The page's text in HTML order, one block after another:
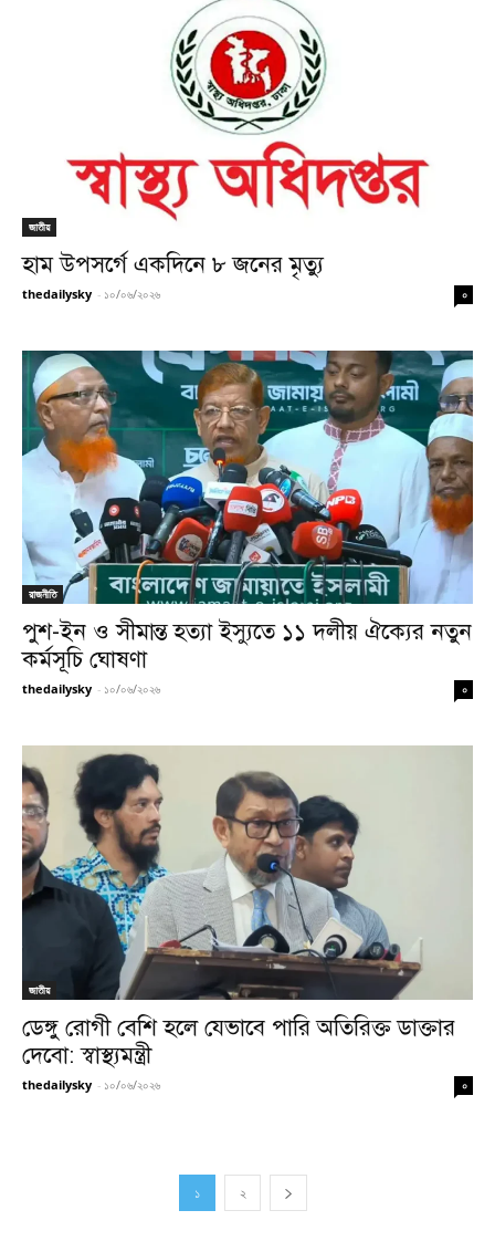
জাতীয়
হাম উপসর্গে একদিনে ৮ জনের মৃত্যু
thedailysky - ১০/০৬/২০২৬ ০
রাজনীতি
পুশ-ইন ও সীমান্ত হত্যা ইস্যুতে ১১ দলীয় ঐক্যের নতুন
কর্মসূচি ঘোষণা
thedailysky - ১০/০৬/২০২৬ ০
জাতীয়
ডেঙ্গু রোগী বেশি হলে যেভাবে পারি অতিরিক্ত ডাক্তার
দেবো: স্বাস্থ্যমন্ত্রী
thedailysky - ১০/০৬/২০২৬ ০
১ ২